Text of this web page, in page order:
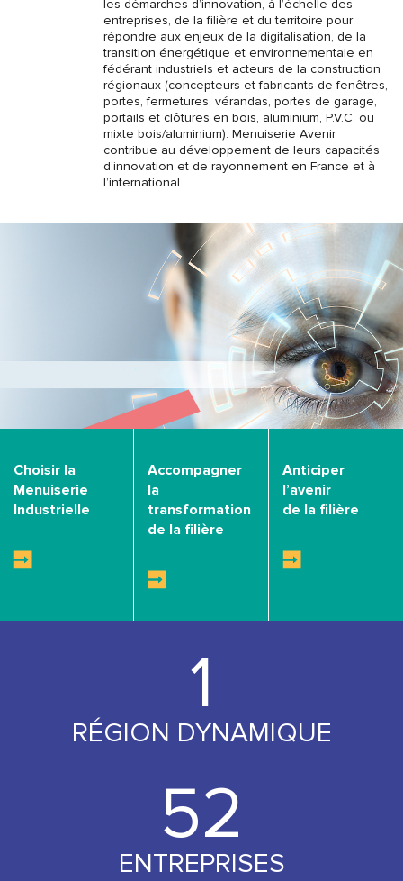
les démarches d’innovation, à l’échelle des
entreprises, de la filière et du territoire pour
répondre aux enjeux de la digitalisation, de la
transition énergétique et environnementale en
fédérant industriels et acteurs de la construction
régionaux (concepteurs et fabricants de fenêtres,
portes, fermetures, vérandas, portes de garage,
portails et clôtures en bois, aluminium, P.V.C. ou
mixte bois/aluminium). Menuiserie Avenir
contribue au développement de leurs capacités
d’innovation et de rayonnement en France et à
l’international.
Choisir la
Menuiserie
Industrielle
Accompagner
la
transformation
de la filière
Anticiper
l’avenir
de la filière
1
RÉGION DYNAMIQUE
53
ENTREPRISES